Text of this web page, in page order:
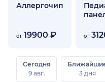
Аллергочип
от 19900 ₽ от
Сегодня
9 авг.
3 дня